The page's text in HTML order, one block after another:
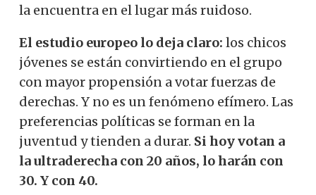
la encuentra en el lugar más ruidoso.
El estudio europeo lo deja claro: los chicos
jóvenes se están convirtiendo en el grupo
con mayor propensión a votar fuerzas de
derechas. Y no es un fenómeno efímero. Las
preferencias políticas se forman en la
juventud y tienden a durar. Si hoy votan a
la ultraderecha con 20 años, lo harán con
30. Y con 40.